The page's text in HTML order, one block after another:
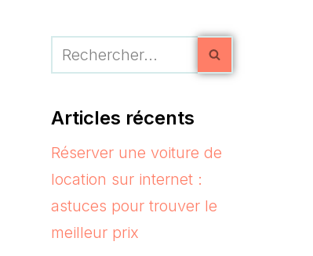
Articles récents
Réserver une voiture de
location sur internet :
astuces pour trouver le
meilleur prix